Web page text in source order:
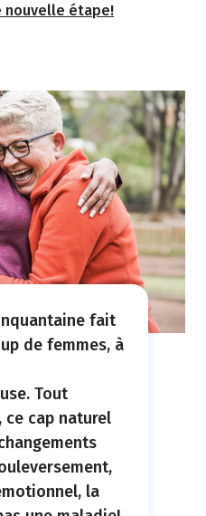
nouvelle étape!
fait
de femmes, à
Tout
ce cap naturel
la